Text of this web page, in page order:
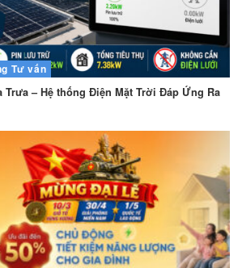
Tư vấn
Trưa – Hệ thống Điện Mặt Trời Đáp Ứng Ra